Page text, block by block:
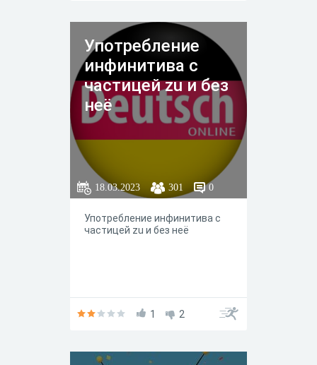
Употребление
инфинитива с
частицей zu и без
неё
18.03.2023 301 0
Употребление инфинитива с
частицей zu и без неё
1 2